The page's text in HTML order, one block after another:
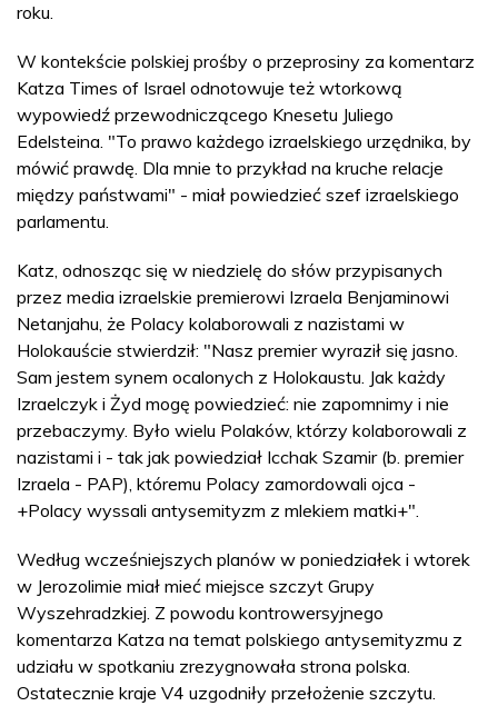
roku.
W kontekście polskiej prośby o przeprosiny za komentarz
Katza Times of Israel odnotowuje też wtorkową
wypowiedź przewodniczącego Knesetu Juliego
Edelsteina. "To prawo każdego izraelskiego urzędnika, by
mówić prawdę. Dla mnie to przykład na kruche relacje
między państwami" - miał powiedzieć szef izraelskiego
parlamentu.
Katz, odnosząc się w niedzielę do słów przypisanych
przez media izraelskie premierowi Izraela Benjaminowi
Netanjahu, że Polacy kolaborowali z nazistami w
Holokauście stwierdził: "Nasz premier wyraził się jasno.
Sam jestem synem ocalonych z Holokaustu. Jak każdy
Izraelczyk i Żyd mogę powiedzieć: nie zapomnimy i nie
przebaczymy. Było wielu Polaków, którzy kolaborowali z
nazistami i - tak jak powiedział Icchak Szamir (b. premier
Izraela - PAP), któremu Polacy zamordowali ojca -
+Polacy wyssali antysemityzm z mlekiem matki+".
Według wcześniejszych planów w poniedziałek i wtorek
w Jerozolimie miał mieć miejsce szczyt Grupy
Wyszehradzkiej. Z powodu kontrowersyjnego
komentarza Katza na temat polskiego antysemityzmu z
udziału w spotkaniu zrezygnowała strona polska.
Ostatecznie kraje V4 uzgodniły przełożenie szczytu.